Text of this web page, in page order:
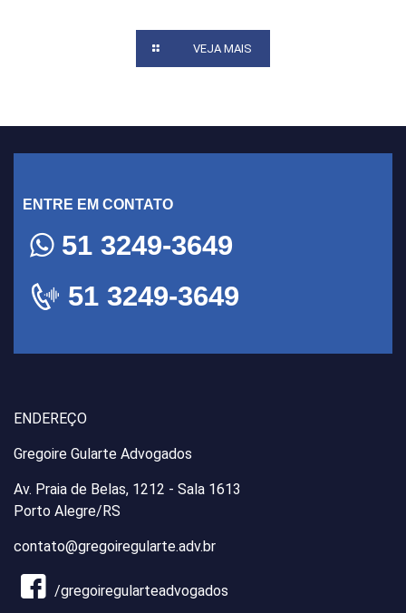
VEJA MAIS
ENTRE EM CONTATO
51 3249-3649
51 3249-3649
ENDEREÇO
Gregoire Gularte Advogados
Av. Praia de Belas, 1212 - Sala 1613
Porto Alegre/RS
contato@gregoiregularte.adv.br
/gregoiregularteadvogados